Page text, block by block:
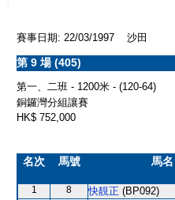
賽事日期: 22/03/1997 沙田
第 9 場 (405)
第一、二班 - 1200米 - (120-64)
銅鑼灣分組讓賽
HK$ 752,000
名次 馬號 馬名
1 8 快靚正 (BP092)